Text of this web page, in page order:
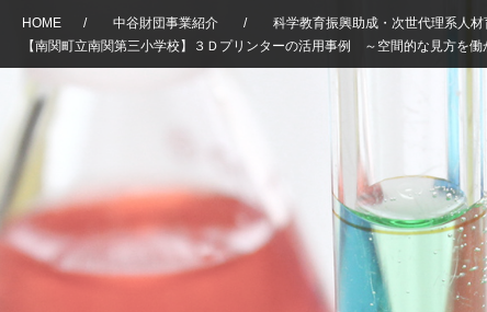
HOME / 中谷財団事業紹介 / 科学教育振興助成・次世代理系人
【南関町立南関第三小学校】３Ｄプリンターの活用事例 ～空間的な見方を働